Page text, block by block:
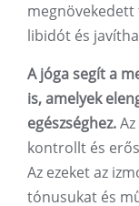
libidót és
A jóga segít a
is, amelyek
egészséghez.
kontrollt és
Az ezeket az
tónusukat és